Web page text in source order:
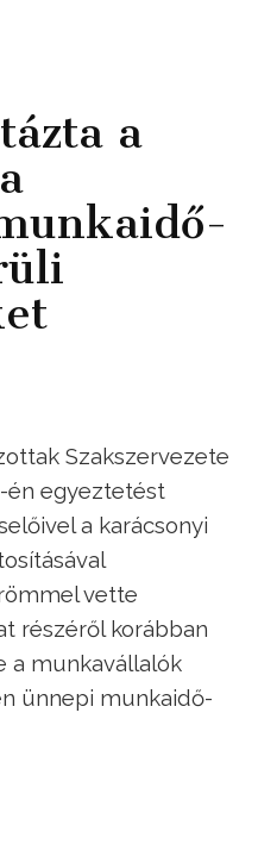
a
Szakszervezete
én egyeztetést
a karácsonyi
vette
részéről korábban
a munkavállalók
ünnepi munkaidő-